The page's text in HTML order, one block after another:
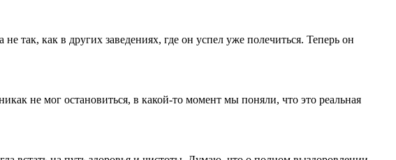
так, как в других заведениях, где он успел уже полечиться. Теперь он
не мог остановиться, в какой-то момент мы поняли, что это реальная